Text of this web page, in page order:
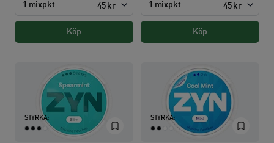
1 mixpkt 45 kr
Köp
1 mixpkt 45 kr
Köp
STYRKA: STYRKA: